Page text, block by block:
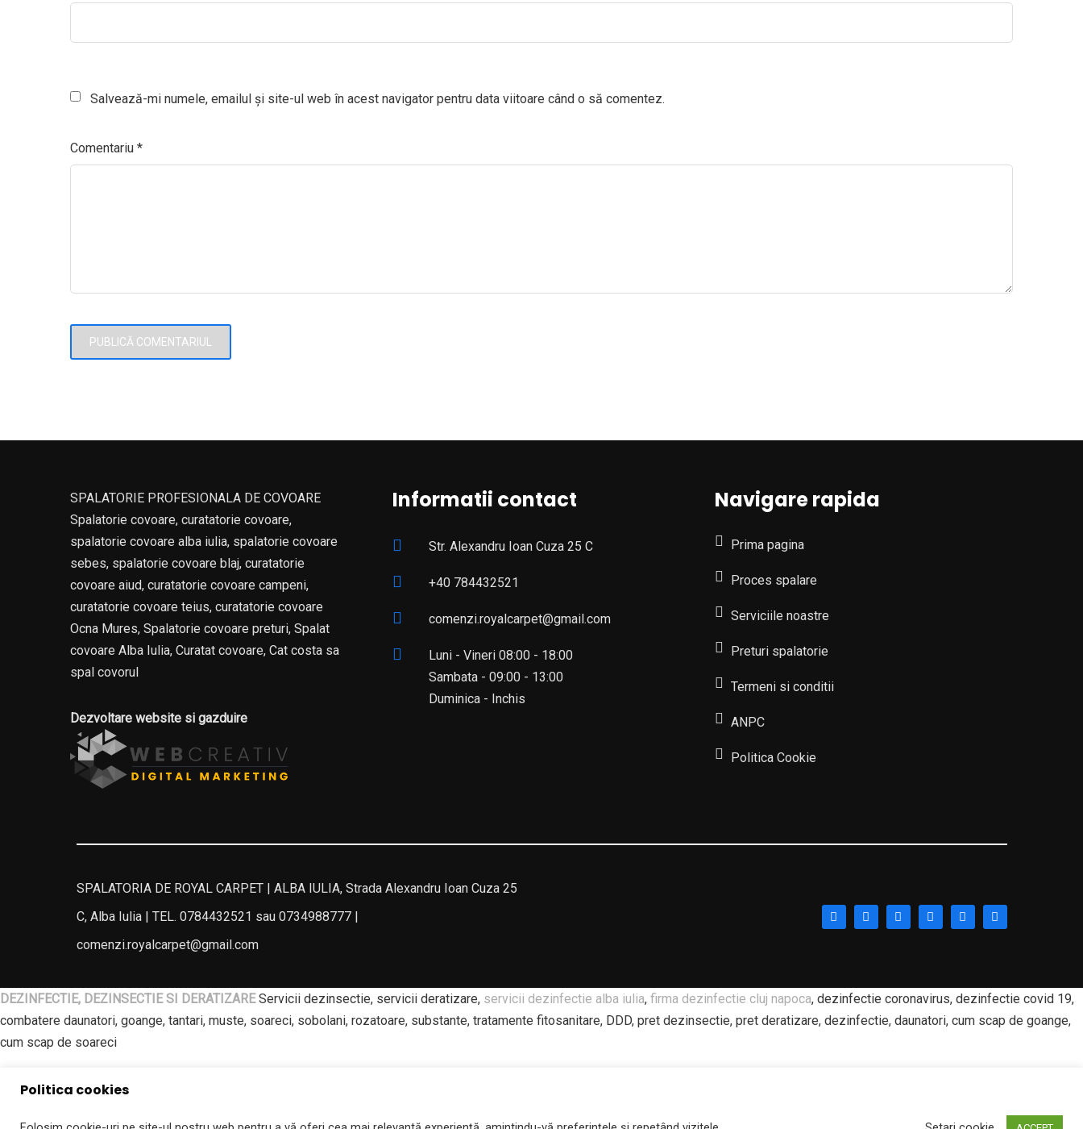
Salvează-mi numele, emailul și site-ul web în acest navigator pentru data viitoare când o să comentez.
Comentariu *
SPALATORIE PROFESIONALA DE COVOARE
Spalatorie covoare, curatatorie covoare,
spalatorie covoare alba iulia, spalatorie covoare
sebes, spalatorie covoare blaj, curatatorie
covoare aiud, curatatorie covoare campeni,
curatatorie covoare teius, curatatorie covoare
Ocna Mures, Spalatorie covoare preturi, Spalat
covoare Alba Iulia, Curatat covoare, Cat costa sa
spal covorul
Dezvoltare website si gazduire
Informatii contact
Str. Alexandru Ioan Cuza 25 C
+40 784432521
comenzi.royalcarpet@gmail.com
Luni - Vineri 08:00 - 18:00
Sambata - 09:00 - 13:00
Duminica - Inchis
Navigare rapida
Prima pagina
Proces spalare
Serviciile noastre
Preturi spalatorie
Termeni si conditii
ANPC
Politica Cookie
SPALATORIA DE ROYAL CARPET | ALBA IULIA, Strada Alexandru Ioan Cuza 25
C, Alba Iulia | TEL. 0784432521 sau 0734988777 |
comenzi.royalcarpet@gmail.com
Politica cookies
DEZINFECTIE, DEZINSECTIE SI DERATIZAREServicii dezinsectie, servicii deratizare, servicii dezinfectie alba iulia, firma dezinfectie cluj napoca, dezinfectie coronavirus, dezinfectie covid 19,
combatere daunatori, goange, tantari, muste, soareci, sobolani, rozatoare, substante, tratamente fitosanitare, DDD, pret dezinsectie, pret deratizare, dezinfectie, daunatori, cum scap de goange,
cum scap de soareci
SPALATORIE PROFESIONALA DE COVOARE | ROYAL CARPET ALBA IULIA Spalatorie covoare, curatatorie covoare, spalatorie covoare alba iulia, spalatorie covoare sebes, spalatorie covoare